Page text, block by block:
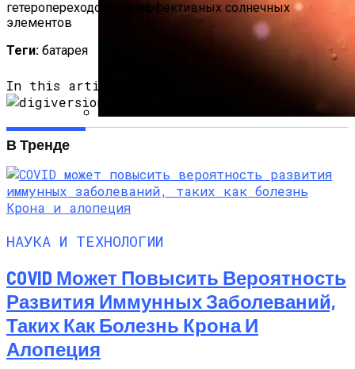
Теги: батарея
In this article:
В Тренде
НАУКА И ТЕХНОЛОГИИ
COVID Может Повысить Вероятность
Развития Иммунных Заболеваний,
Таких Как Болезнь Крона И
Алопеция